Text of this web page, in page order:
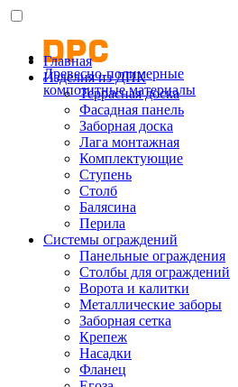
Древесно-полимерные
композитные материалы
Главная
Изделия из ДПК
Террасная доска
Фасадная панель
Заборная доска
Лага монтажная
Комплектующие
Ступень
Столб
Балясина
Перила
Системы ограждений
Панельные ограждения
Столбы для ограждений
Ворота и калитки
Металлические заборы
Заборная сетка
Крепеж
Насадки
Фланец